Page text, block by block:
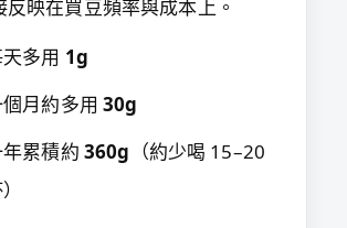
映在買豆頻率與成本上。
多用 1g
月約多用 30g
累積約 360g （約少喝 15–20